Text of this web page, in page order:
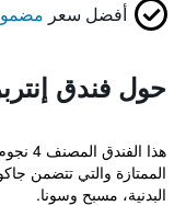
أفضل سعر
حول فندق
هذا
الممتازة والتي تتضمن
البدنية، مسبح وسونا.